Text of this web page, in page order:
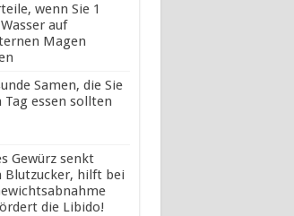
wenn Sie 1
auf
Magen
Samen, die Sie
Tag essen sollten
Gewürz senkt
Blutzucker, hilft bei
die Libido!